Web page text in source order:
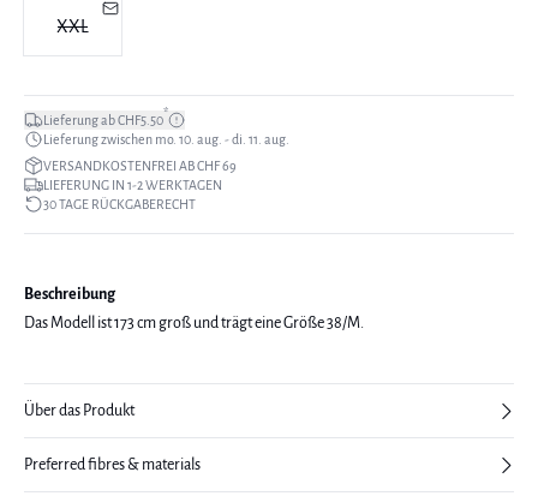
XXL
Lieferung ab CHF5.50*
Lieferung zwischen mo. 10. aug. - di. 11. aug.
VERSANDKOSTENFREI AB CHF 69
LIEFERUNG IN 1-2 WERKTAGEN
30 TAGE RÜCKGABERECHT
Beschreibung
Das Modell ist 173 cm groß und trägt eine Größe 38/M.
Über das Produkt
Preferred fibres & materials